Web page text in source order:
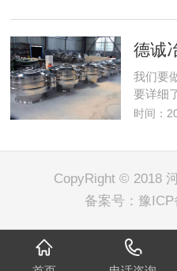
我们要
要详细
时间：
CopyRight © 2018
备案号： 豫ICP